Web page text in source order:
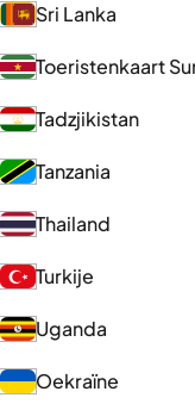
Sri Lanka
Toeristenkaart
Tadzjikistan
Tanzania
Thailand
Turkije
Uganda
Oekraïne